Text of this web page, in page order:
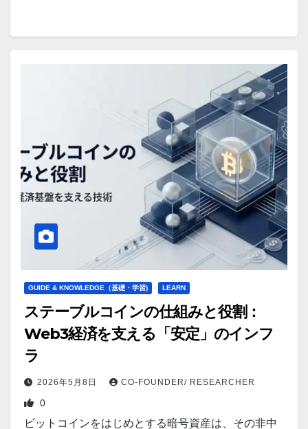
GUIDE & KNOWLEDGE（基礎・学習) LEARN
ステーブルコインの仕組みと役割：
Web3経済を支える「安定」のインフ
ラ
2026年5月8日 CO-FOUNDER/ RESEARCHER
0
ビットコインをはじめとする暗号資産は、その非中